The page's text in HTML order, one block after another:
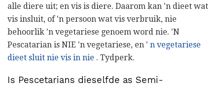
alle diere uit; en vis is diere. Daarom kan 'n dieet wat
vis insluit, of 'n persoon wat vis verbruik, nie
behoorlik 'n vegetariese genoem word nie. 'N
Pescatarian is NIE 'n vegetariese, en ' n vegetariese
dieet sluit nie vis in nie . Tydperk.
Is Pescetarians dieselfde as Semi-